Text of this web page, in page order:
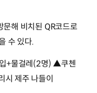
문해 비치된 QR코드로
수 있다.
+물걸레(2명) ▲쿠첸
제주 나들이